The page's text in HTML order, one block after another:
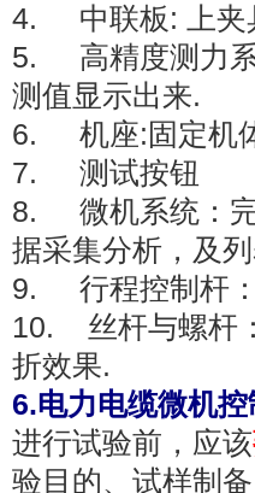
4. 中联板: 上夹
5. 高精度测力系
测值显示出来.
6. 机座:固定机
7. 测试按钮
8. 微机系统：完
据采集分析，及
9. 行程控制杆：
10. 丝杆与螺杆
折效果.
6.电力电缆微机
进行试验前，应该
验目的、试样制